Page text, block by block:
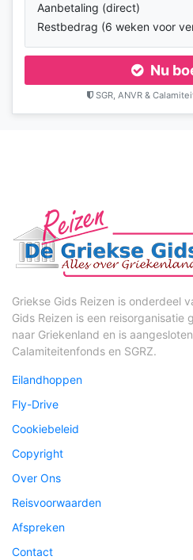
Aanbetaling (direct)
Restbedrag (6 weken voor
Nu
SGR, ANVR &
Griekse Gids Reizen is onderdeel
Gids Reizen is een reisorganisatie
naar Griekenland en is
Calamiteitenfonds en SGRZ.
Eilandhoppen
Fly-Drive
Cookiebeleid
Copyright
Over Ons
Reisvoorwaarden
Afspreken
Contact